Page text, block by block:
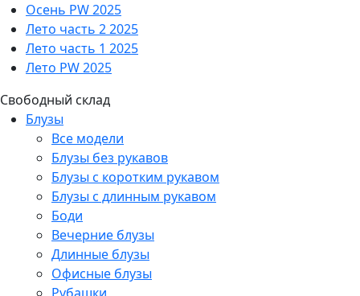
Осень PW 2025
Лето часть 2 2025
Лето часть 1 2025
Лето PW 2025
Свободный склад
Блузы
Все модели
Блузы без рукавов
Блузы с коротким рукавом
Блузы с длинным рукавом
Боди
Вечерние блузы
Длинные блузы
Офисные блузы